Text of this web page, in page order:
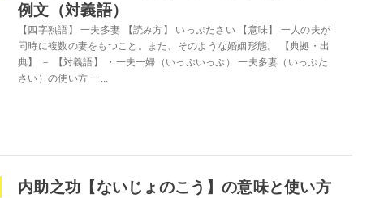
例文（対義語）
【四字熟語】 一夫多妻 【読み方】 いっぷたさい 【意味】 一人の夫が
同時に複数の妻をもつこと。また、そのような婚姻形態。 【典拠・出
典】 － 【対義語】 ・一夫一婦（いっぷいっぷ） 一夫多妻（いっぷた
さい）の使い方 一...
内助之功【ないじょのこう】の意味と使い方